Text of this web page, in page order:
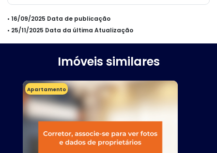
• 16/09/2025 Data de publicação
• 25/11/2025 Data da última Atualização
Imóveis similares
Apartamento